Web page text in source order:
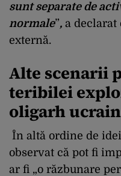
sunt separate de
normale”, a
externă.
Alte scenarii
teribilei
oligarh
În altă ordine de
observat că pot fi
ar fi „o răzbunare